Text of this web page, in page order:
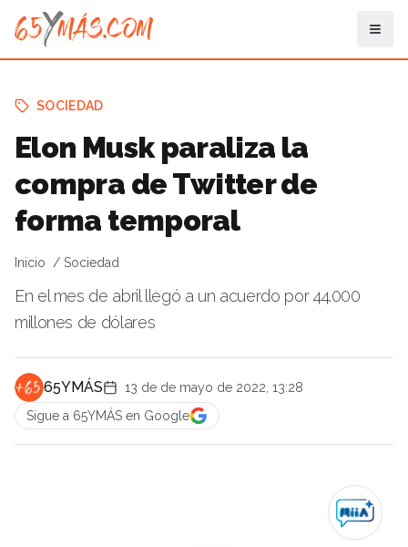
SOCIEDAD
Elon Musk paraliza la
compra de Twitter de
forma temporal
Inicio Sociedad
En el mes de abril llegó a un acuerdo por 44.000
millones de dólares
65YMÁS
13 de de mayo de 2022, 13:28
Sigue a 65YMÁS en Google